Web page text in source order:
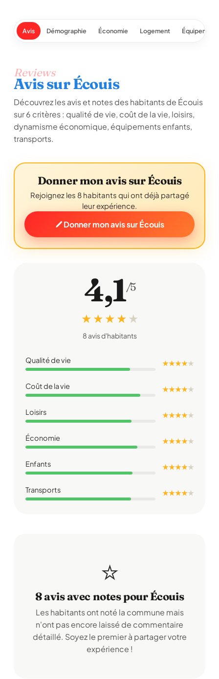
Avis Démographie Économie Logement
Reviews
Avis sur Écouis
Découvrez les avis et notes des habitants de Écouis
sur 6 critères : qualité de vie, coût de la vie, loisirs,
dynamisme économique, équipements enfants,
transports.
Donner mon avis sur Écouis
Rejoignez les 8 habitants qui ont déjà partagé
leur expérience.
Donner mon avis sur Écouis
4,1/5
★ ★ ★ ★ ★
8 avis d'habitants
Qualité de vie ★ ★ ★ ★★
Coût de la vie ★ ★ ★ ★★
Loisirs ★ ★ ★ ★★
Économie ★ ★ ★ ★★
Enfants ★ ★ ★ ★★
Transports ★ ★ ★ ★★
⭐
8 avis avec notes pour Écouis
Les habitants ont noté la commune mais
n'ont pas encore laissé de commentaire
détaillé. Soyez le premier à partager votre
expérience !